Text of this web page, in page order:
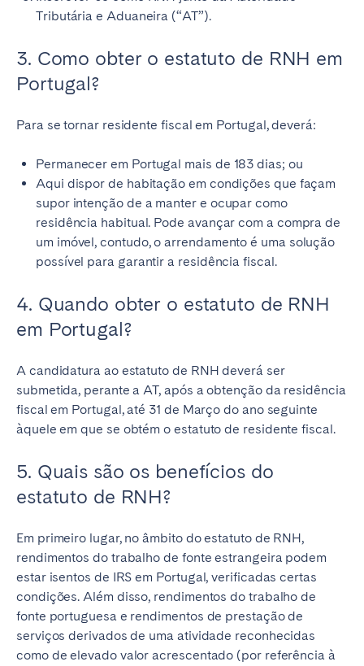
Tributária e Aduaneira (“AT”).
3. Como obter o estatuto de RNH em
Portugal?
Para se tornar residente fiscal em Portugal, deverá:
Permanecer em Portugal mais de 183 dias; ou
Aqui dispor de habitação em condições que façam
supor intenção de a manter e ocupar como
residência habitual. Pode avançar com a compra de
um imóvel, contudo, o arrendamento é uma solução
possível para garantir a residência fiscal.
4. Quando obter o estatuto de RNH
em Portugal?
A candidatura ao estatuto de RNH deverá ser
submetida, perante a AT, após a obtenção da residência
fiscal em Portugal, até 31 de Março do ano seguinte
àquele em que se obtém o estatuto de residente fiscal.
5. Quais são os benefícios do
estatuto de RNH?
Em primeiro lugar, no âmbito do estatuto de RNH,
rendimentos do trabalho de fonte estrangeira podem
estar isentos de IRS em Portugal, verificadas certas
condições. Além disso, rendimentos do trabalho de
fonte portuguesa e rendimentos de prestação de
serviços derivados de uma atividade reconhecidas
como de elevado valor acrescentado (por referência à